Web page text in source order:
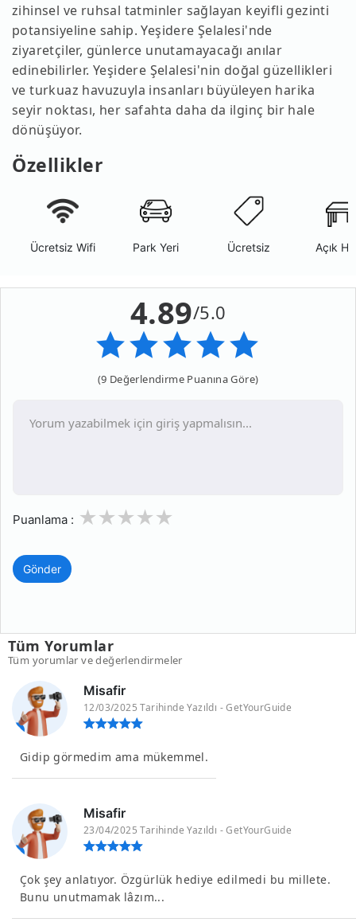
zihinsel ve ruhsal tatminler sağlayan keyifli gezinti
potansiyeline sahip. Yeşidere Şelalesi'nde
ziyaretçiler, günlerce unutamayacağı anılar
edinebilirler. Yeşidere Şelalesi'nin doğal güzellikleri
ve turkuaz havuzuyla insanları büyüleyen harika
seyir noktası, her safahta daha da ilginç bir hale
dönüşüyor.
Özellikler
Ücretsiz Wifi Park Yeri Ücretsiz Açık
4.89/5.0
(9 Değerlendirme Puanına Göre)
Puanlama : 3
2
1
Gönder
Tüm Yorumlar
Tüm yorumlar ve değerlendirmeler
Misafir
12/03/2025 Tarihinde Yazıldı - GetYourGuide
Gidip görmedim ama mükemmel.
Misafir
23/04/2025 Tarihinde Yazıldı - GetYourGuide
Çok şey anlatıyor. Özgürlük hediye edilmedi bu millete.
Bunu unutmamak lâzım...